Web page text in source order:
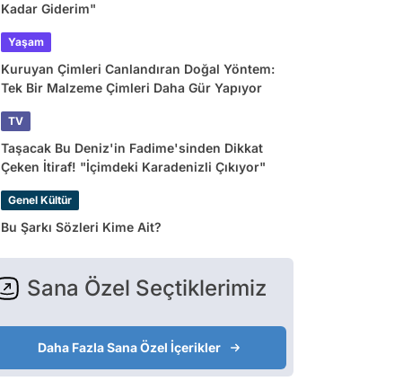
Kadar Giderim"
Yaşam
Kuruyan Çimleri Canlandıran Doğal Yöntem:
Tek Bir Malzeme Çimleri Daha Gür Yapıyor
TV
Taşacak Bu Deniz'in Fadime'sinden Dikkat
Çeken İtiraf! "İçimdeki Karadenizli Çıkıyor"
Genel Kültür
Bu Şarkı Sözleri Kime Ait?
Sana Özel Seçtiklerimiz
Daha Fazla Sana Özel İçerikler